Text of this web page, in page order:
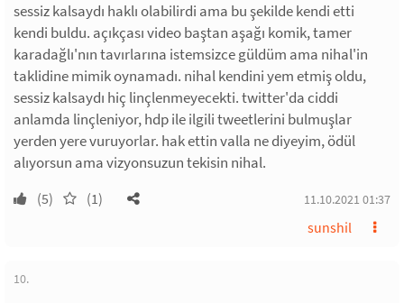
sessiz kalsaydı haklı olabilirdi ama bu şekilde kendi etti
kendi buldu. açıkçası video baştan aşağı komik, tamer
karadağlı'nın tavırlarına istemsizce güldüm ama nihal'in
taklidine mimik oynamadı. nihal kendini yem etmiş oldu,
sessiz kalsaydı hiç linçlenmeyecekti. twitter'da ciddi
anlamda linçleniyor, hdp ile ilgili tweetlerini bulmuşlar
yerden yere vuruyorlar. hak ettin valla ne diyeyim, ödül
alıyorsun ama vizyonsuzun tekisin nihal.
(5) (1) 11.10.2021 01:37
sunshil
10.